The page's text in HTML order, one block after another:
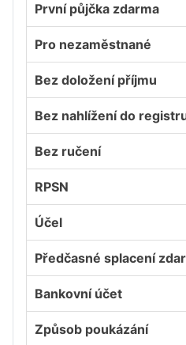
První půjčka zdarma
Pro nezaměstnané
Bez doložení příjmu
Bez nahlížení do
Bez ručení
RPSN
Účel
Předčasné splacení
Bankovní účet
Způsob poukázání